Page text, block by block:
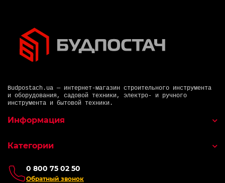
Budpostach.ua — интернет-магазин строительного инструмента
и оборудования, садовой техники, электро- и ручного
инструмента и бытовой техники.
0 800 75 02 50
Обратный звонок
Информация
Категории